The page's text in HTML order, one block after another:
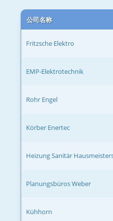
公司名称
Fritzsche Elektro
EMP-Elektrotechnik
Rohr Engel
Körber Enertec
Heizung Sanitär
Planungsbüros Weber
Kühhorn